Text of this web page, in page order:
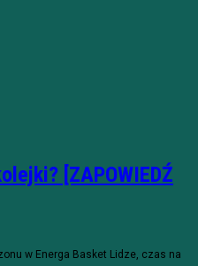
[ZAPOWIEDŹ
w Energa Basket Lidze, czas na